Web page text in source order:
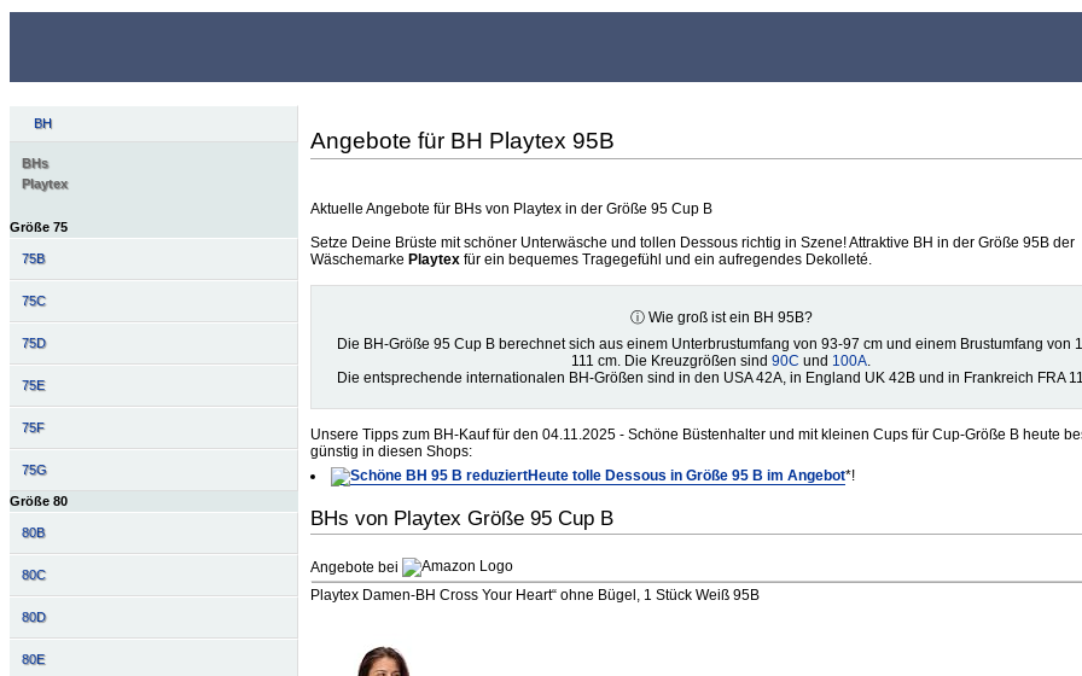
BH
BHs
Playtex
Größe 75
75B
75C
75D
75E
75F
75G
Größe 80
80B
80C
80D
80E
Angebote für BH Playtex 95B
Aktuelle Angebote für BHs von Playtex in der Größe 95 Cup B
Setze Deine Brüste mit schöner Unterwäsche und tollen Dessous richtig in Szene! Attraktive BH in der Größe 95B der
Wäschemarke Playtex für ein bequemes Tragegefühl und ein aufregendes Dekolleté.
ⓘ Wie groß ist ein BH 95B?
Die BH-Größe 95 Cup B berechnet sich aus einem Unterbrustumfang von 93-97 cm und einem Brustumfang von
111 cm. Die Kreuzgrößen sind90C und 100A
Die entsprechende internationalen BH-Größen sind in den USA 42A, in England UK 42B und in Frankreich FRA
Unsere Tipps zum BH-Kauf für den 04.11.2025 - Schöne Büstenhalter und mit kleinen Cups für Cup-Größe B heute
günstig in diesen Shops:
Heute tolle Dessous in Größe 95 B im Angebot*!
BHs von Playtex Größe 95 Cup B
Angebote bei
Playtex Damen-BH Cross Your Heart“ ohne Bügel, 1 Stück Weiß 95B